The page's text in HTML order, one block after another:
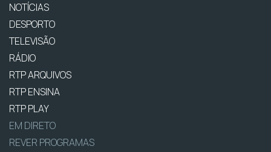
NOTÍCIAS
DESPORTO
TELEVISÃO
RÁDIO
RTP ARQUIVOS
RTP ENSINA
RTP PLAY
EM DIRETO
REVER PROGRAMAS